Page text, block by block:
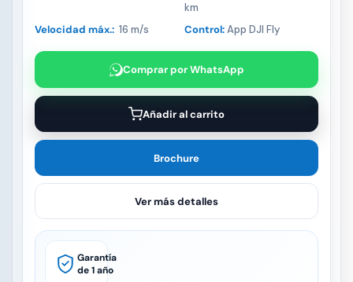
km
Velocidad máx.: 16 m/s Control:App DJI Fly
Comprar por WhatsApp
Añadir al carrito
Brochure
Ver más detalles
Garantía
de 1 año